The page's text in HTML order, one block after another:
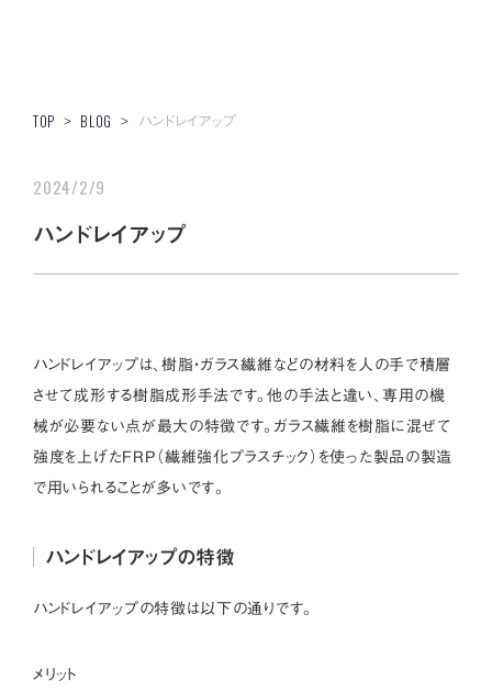
TOP > BLOG > ハンドレイアップ
2024/2/9
ハンドレイアップ
ハンドレイアップは、樹脂・ガラス繊維などの材料を人の手で積層
させて成形する樹脂成形手法です。他の手法と違い、専用の機
械が必要ない点が最大の特徴です。ガラス繊維を樹脂に混ぜて
強度を上げたFRP（繊維強化プラスチック）を使った製品の製造
で用いられることが多いです。
ハンドレイアップの特徴
ハンドレイアップの特徴は以下の通りです。
メリット